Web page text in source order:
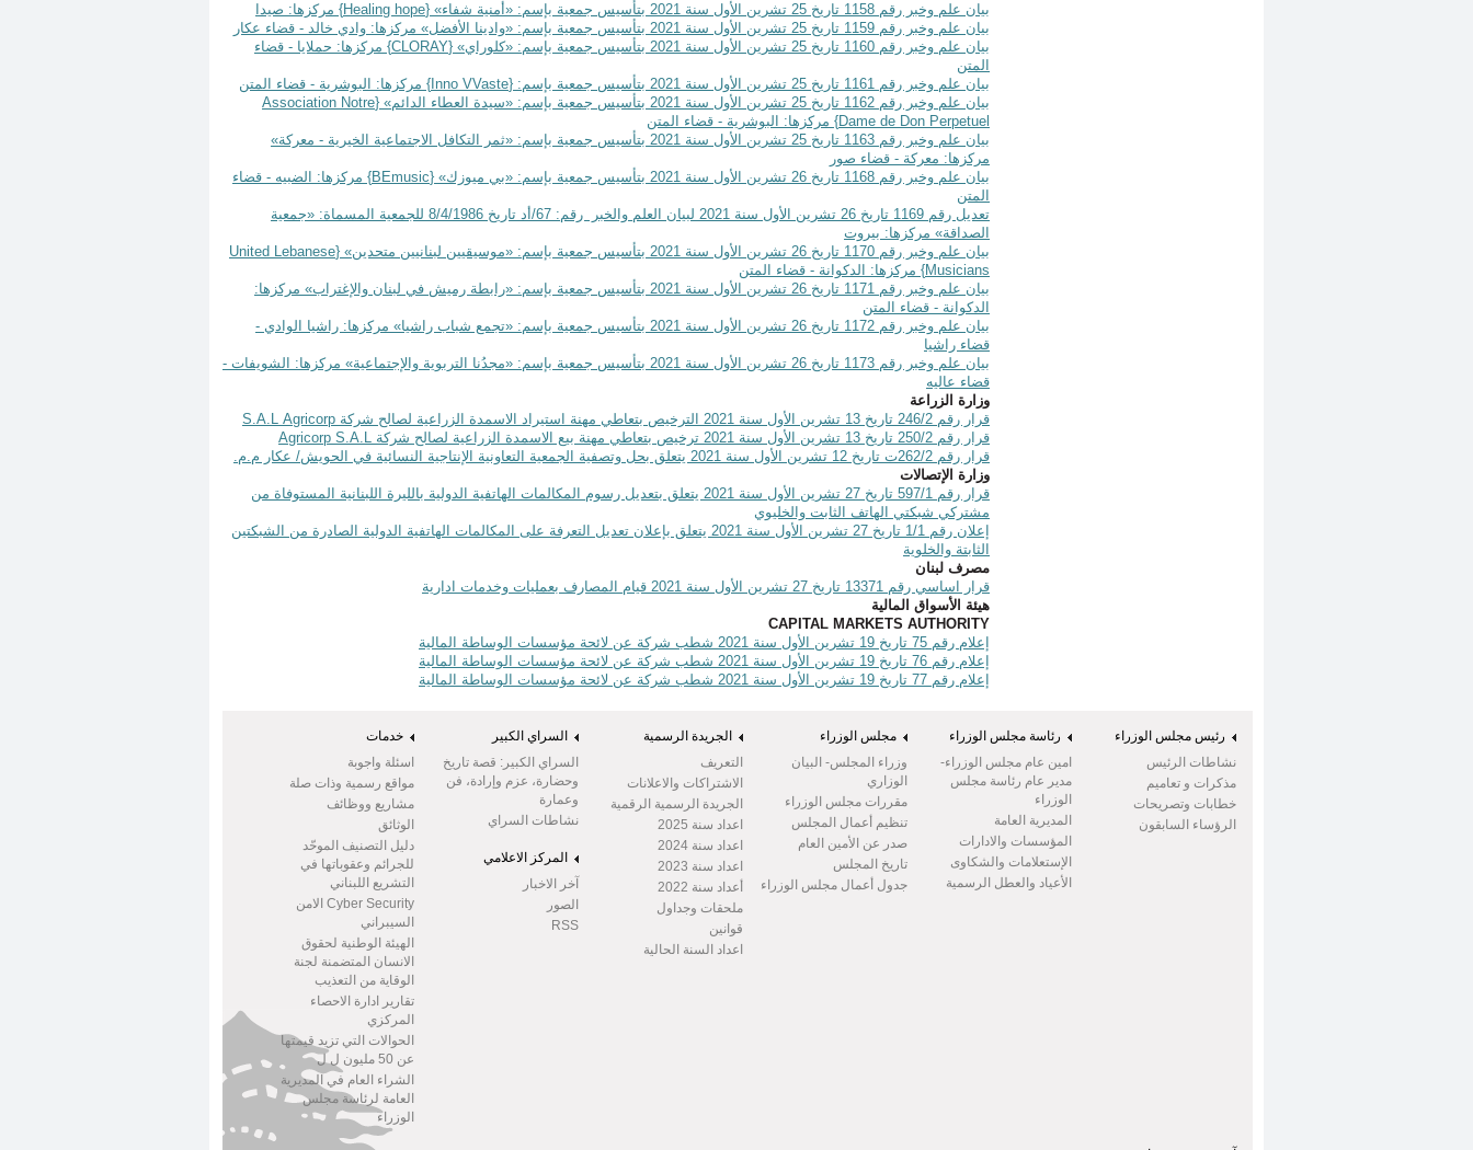
بيان علم وخبر رقم 1158 تاريخ 25 تشرين الأول سنة 2021 بتأسيس جمعية بإسم: «أمنية شفاء» {
Healing hope} مركزها: صيدا
بيان علم وخبر رقم 1159 تاريخ 25 تشرين الأول سنة 2021 بتأسيس جمعية بإسم: «وادينا الأفضل» مركزها: وادي خالد - قضاء عكار
بيان علم وخبر رقم 1160 تاريخ 25 تشرين الأول سنة 2021 بتأسيس جمعية بإسم: «كلوراي» {
CLORAY} مركزها: حملايا - قضاء
المتن
بيان علم وخبر رقم 1161 تاريخ 25 تشرين الأول سنة 2021 بتأسيس جمعية بإسم: {
Inno VVaste } مركزها: البوشرية - قضاء المتن
بيان علم وخبر رقم 1162 تاريخ 25 تشرين الأول سنة 2021 بتأسيس جمعية بإسم: «سيدة العطاء الدائم» {
Association Notre
Dame de Don Perpetuel} مركزها: البوشرية - قضاء المتن
بيان علم وخبر رقم 1163 تاريخ 25 تشرين الأول سنة 2021 بتأسيس جمعية بإسم: «ثمر التكافل الاجتماعية الخيرية - معركة»
مركزها: معركة - قضاء صور
بيان علم وخبر رقم 1168 تاريخ 26 تشرين الأول سنة 2021 بتأسيس جمعية بإسم: «بي ميوزك» {
BEmusic} مركزها: الضبيه - قضاء
المتن
تعديل رقم 1169 تاريخ 26 تشرين الأول سنة 2021 لبيان العلم والخبر رقم: 67/أد تاريخ 8/4/1986 للجمعية المسماة: «جمعية
الصداقة» مركزها: بيروت
بيان علم وخبر رقم 1170 تاريخ 26 تشرين الأول سنة 2021 بتأسيس جمعية بإسم: «موسيقيين لبنانيين متحدين» {
United Lebanese
Musicians} مركزها: الدكوانة - قضاء المتن
بيان علم وخبر رقم 1171 تاريخ 26 تشرين الأول سنة 2021 بتأسيس جمعية بإسم: «رابطة رميش في لبنان والإغتراب» مركزها:
الدكوانة - قضاء المتن
بيان علم وخبر رقم 1172 تاريخ 26 تشرين الأول سنة 2021 بتأسيس جمعية بإسم: «تجمع شباب راشيا» مركزها: راشيا الوادي -
قضاء راشيا
بيان علم وخبر رقم 1173 تاريخ 26 تشرين الأول سنة 2021 بتأسيس جمعية بإسم: «مجدُنا التربوية والإجتماعية» مركزها: الشويفات -
قضاء عاليه
وزارة الزراعة
قرار رقم 246/2 تاريخ 13 تشرين الأول سنة 2021 الترخيص بتعاطي مهنة استيراد الاسمدة الزراعية لصالح شركة
Agricorp
S.A.L
قرار رقم 250/2 تاريخ 13 تشرين الأول سنة 2021 ترخيص بتعاطي مهنة بيع الاسمدة الزراعية لصالح شركة
Agricorp S.A.L
قرار رقم 262/2ت تاريخ 12 تشرين الأول سنة 2021 يتعلق بحل وتصفية الجمعية التعاونية الإنتاجية النسائية في الحويش/ عكار م.م.
وزارة الإتصالات
قرار رقم 597/1 تاريخ 27 تشرين الأول سنة 2021 يتعلق بتعديل رسوم المكالمات الهاتفية الدولية بالليرة اللبنانية المستوفاة من
مشتركي شبكتي الهاتف الثابت والخليوي
إعلان رقم 1/1 تاريخ 27 تشرين الأول سنة 2021 يتعلق بإعلان تعديل التعرفة على المكالمات الهاتفية الدولية الصادرة من الشبكتين
الثابتة والخلوية
مصرف لبنان
قرار اساسي رقم 13371 تاريخ 27 تشرين الأول سنة 2021 قيام المصارف بعمليات وخدمات ادارية
هيئة الأسواق المالية
CAPITAL MARKETS AUTHORITY
إعلام رقم 75 تاريخ 19 تشرين الأول سنة 2021 شطب شركة عن لائحة مؤسسات الوساطة المالية
إعلام رقم 76 تاريخ 19 تشرين الأول سنة 2021 شطب شركة عن لائحة مؤسسات الوساطة المالية
إعلام رقم 77 تاريخ 19 تشرين الأول سنة 2021 شطب شركة عن لائحة مؤسسات الوساطة المالية
رئيس مجلس الوزراء
نشاطات الرئيس
مذكرات و تعاميم
خطابات وتصريحات
الرؤساء السابقون
رئاسة مجلس الوزراء
امين عام مجلس الوزراء-
مدير عام رئاسة مجلس
الوزراء
المديرية العامة
المؤسسات والادارات
الإستعلامات والشكاوى
الأعياد والعطل الرسمية
مجلس الوزراء
وزراء المجلس- البيان
الوزاري
مقررات مجلس الوزراء
تنظيم أعمال المجلس
صدر عن الأمين العام
تاريخ المجلس
جدول أعمال مجلس الوزراء
الجريدة الرسمية
التعريف
الاشتراكات والاعلانات
الجريدة الرسمية الرقمية
اعداد سنة 2025
اعداد سنة 2024
اعداد سنة 2023
أعداد سنة 2022
ملحقات وجداول
قوانين
اعداد السنة الحالية
السراي الكبير
السراي الكبير: قصة تاريخ
وحضارة، عزم وإرادة، فن
وعمارة
نشاطات السراي
المركز الاعلامي
آخر الاخبار
الصور
RSS
خدمات
اسئلة واجوبة
مواقع رسمية وذات صلة
مشاريع ووظائف
الوثائق
دليل التصنيف الموحّد
للجرائم وعقوباتها في
التشريع اللبناني
Cyber Security الامن
السيبراني
الهيئة الوطنية لحقوق
الانسان المتضمنة لجنة
الوقاية من التعذيب
تقارير ادارة الاحصاء
المركزي
الحوالات التي تزيد قيمتها
عن 50 مليون ل ل
الشراء العام في المديرية
العامة لرئاسة مجلس
الوزراء